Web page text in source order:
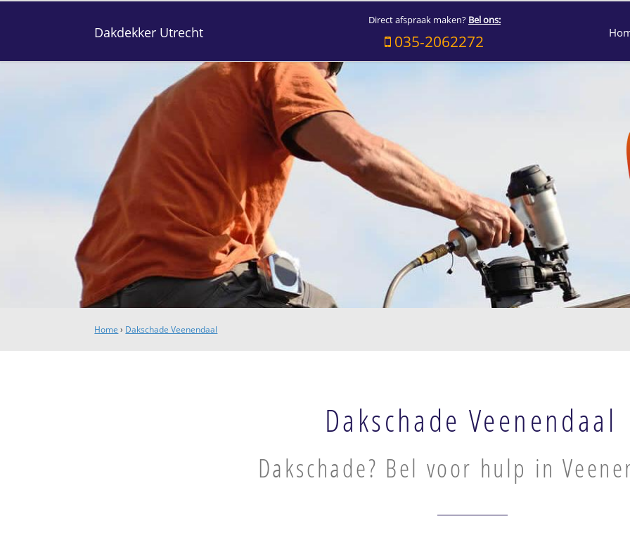
Dakdekker Utrecht
Direct afspraak maken? Bel ons:
035-2062272
Home › Dakschade Veenendaal
Dakschade Veenendaal
Dakschade? Bel voor hulp in